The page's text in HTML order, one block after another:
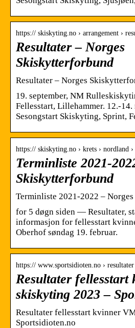
https:// skiskyting.no › arrangement ›
Resultater – Norges
Skiskytterforbund
Resultater – Norges
19. september, NM
Fellesstart, Lillehammer. 12.-14.
Sesongstart Skiskyting, Sprint,
https:// skiskyting.no › krets › nordland
Terminliste 2021-
Skiskytterforbund
Terminliste 2021-2022 –
for 5 døgn siden — Resultater,
informasjon for fellesstart
Oberhof søndag 19. februar.
https:// www.sportsidioten.no ›
Resultater
skiskyting 2023 –
Resultater fellesstart kvinner
Sportsidioten.no